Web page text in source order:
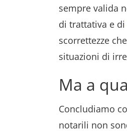
sempre valida
di trattativa e di
scorrettezze
situazioni di
Ma a
Concludiamo
notarili non